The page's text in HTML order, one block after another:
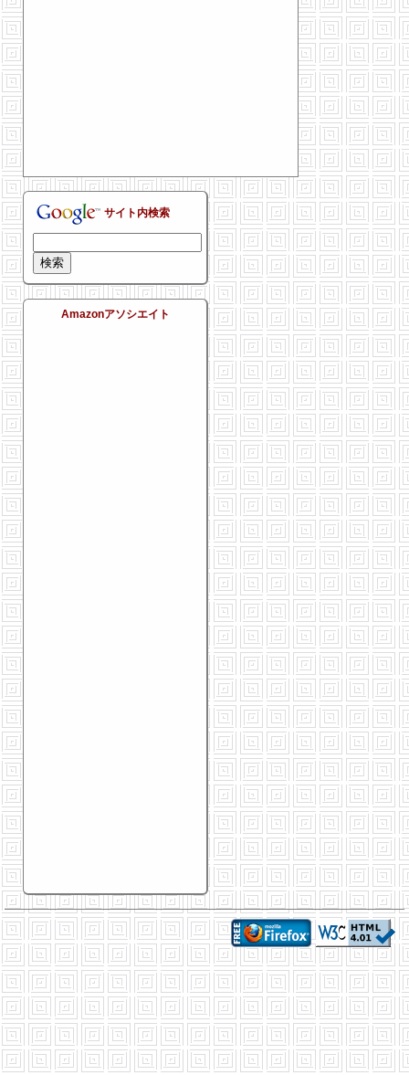
サイト内検索
Amazonアソシエイト